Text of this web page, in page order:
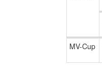
MV-Cup